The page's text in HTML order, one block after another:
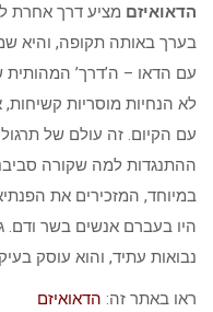
הדאואיזם מציע דרך אחרת
בערך באותה תקופה, והיא
עם הדאו – ה’דרך’
לא הנחיות מוסריות קשיחות,
עם הקיום. זה עולם של
ההתנגדות למה שקורה
במיוחד, המזכירים את
היו בעברם אנשים בשר ודם.
נבואות עתיד, והוא עוסק
ראו באתר זה: הדאואיזם